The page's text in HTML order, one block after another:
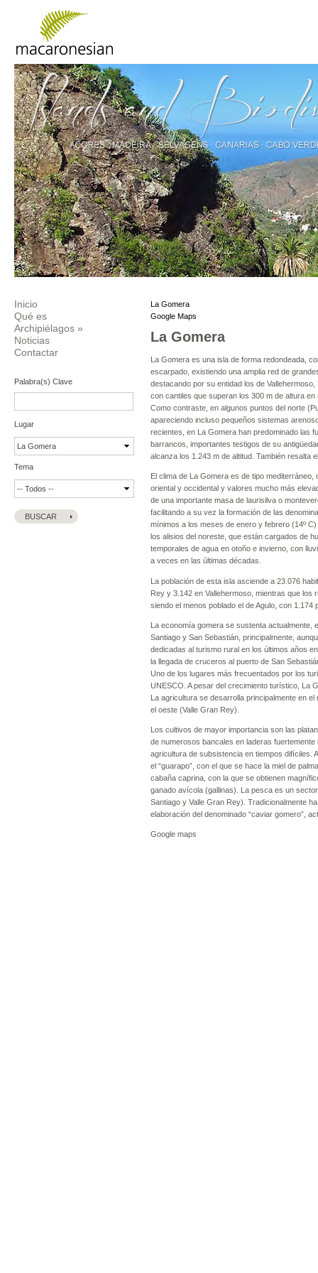
Inicio
Qué es
Archipiélagos »
Noticias
Contactar
Palabra(s) Clave
Lugar
Tema
La Gomera
Google Maps
La Gomera
La Gomera es una isla de forma redondeada,
escarpado, existiendo una amplia red de
destacando por su entidad los de
con cantiles que superan los 300 m de altura
Como contraste, en algunos puntos del norte
apareciendo incluso pequeños sistemas
recientes, en La Gomera han predominado las
barrancos, importantes testigos de su
alcanza los 1.243 m de altitud. También resalta
El clima de La Gomera es de tipo
oriental y occidental y valores mucho más
de una importante masa de laurisilva o
facilitando a su vez la formación de las
mínimos a los meses de enero y febrero (14º
los alisios del noreste, que están cargados de
temporales de agua en otoño e invierno, con
a veces en las últimas décadas.
La población de esta isla asciende a 23.076
Rey y 3.142 en Vallehermoso, mientras que
siendo el menos poblado el de Agulo, con 1.174
La economía gomera se sustenta actualmente,
Santiago y San Sebastián, principalmente,
dedicadas al turismo rural en los últimos años
la llegada de cruceros al puerto de San
Uno de los lugares más frecuentados por los
UNESCO. A pesar del crecimiento turístico, La
La agricultura se desarrolla principalmente en
el oeste (Valle Gran Rey).
Los cultivos de mayor importancia son las
de numerosos bancales en laderas
agricultura de subsistencia en tiempos difíciles.
el “guarapo”, con el que se hace la miel de
cabaña caprina, con la que se obtienen
ganado avícola (gallinas). La pesca es un
Santiago y Valle Gran Rey). Tradicionalmente
elaboración del denominado “caviar gomero”,
Google maps